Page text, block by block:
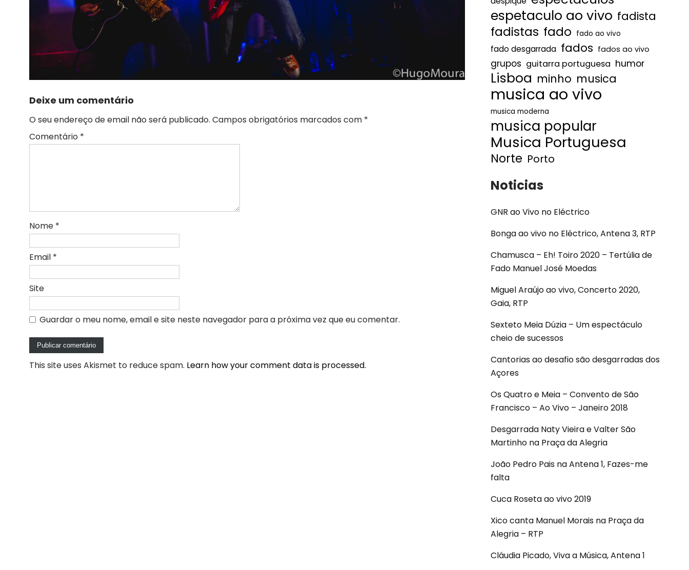
Deixe um comentário
O seu endereço de email não será publicado. Campos obrigatórios marcados com *
Comentário *
Nome *
Email *
Site
Guardar o meu nome, email e site neste navegador para a próxima vez que eu comentar.
This site uses Akismet to reduce spam. Learn how your comment data is processed.
espetaculo ao vivo fadista
fadistas fado fado ao vivo
fado desgarrada fados fados ao vivo
grupos guitarra portuguesa humor
Lisboa minho musica
musica ao vivo
musica moderna
musica popular
Musica Portuguesa
Norte Porto
Noticias
GNR ao Vivo no Eléctrico
Bonga ao vivo no Eléctrico, Antena 3, RTP
Chamusca – Eh! Toiro 2020 – Tertúlia de
Fado Manuel José Moedas
Miguel Araújo ao vivo, Concerto 2020,
Gaia, RTP
Sexteto Meia Dúzia – Um espectáculo
cheio de sucessos
Cantorias ao desafio são desgarradas dos
Açores
Os Quatro e Meia – Convento de São
Francisco – Ao Vivo – Janeiro 2018
Desgarrada Naty Vieira e Valter São
Martinho na Praça da Alegria
João Pedro Pais na Antena 1, Fazes-me
falta
Cuca Roseta ao vivo 2019
Xico canta Manuel Morais na Praça da
Alegria – RTP
Cláudia Picado, Viva a Música, Antena 1